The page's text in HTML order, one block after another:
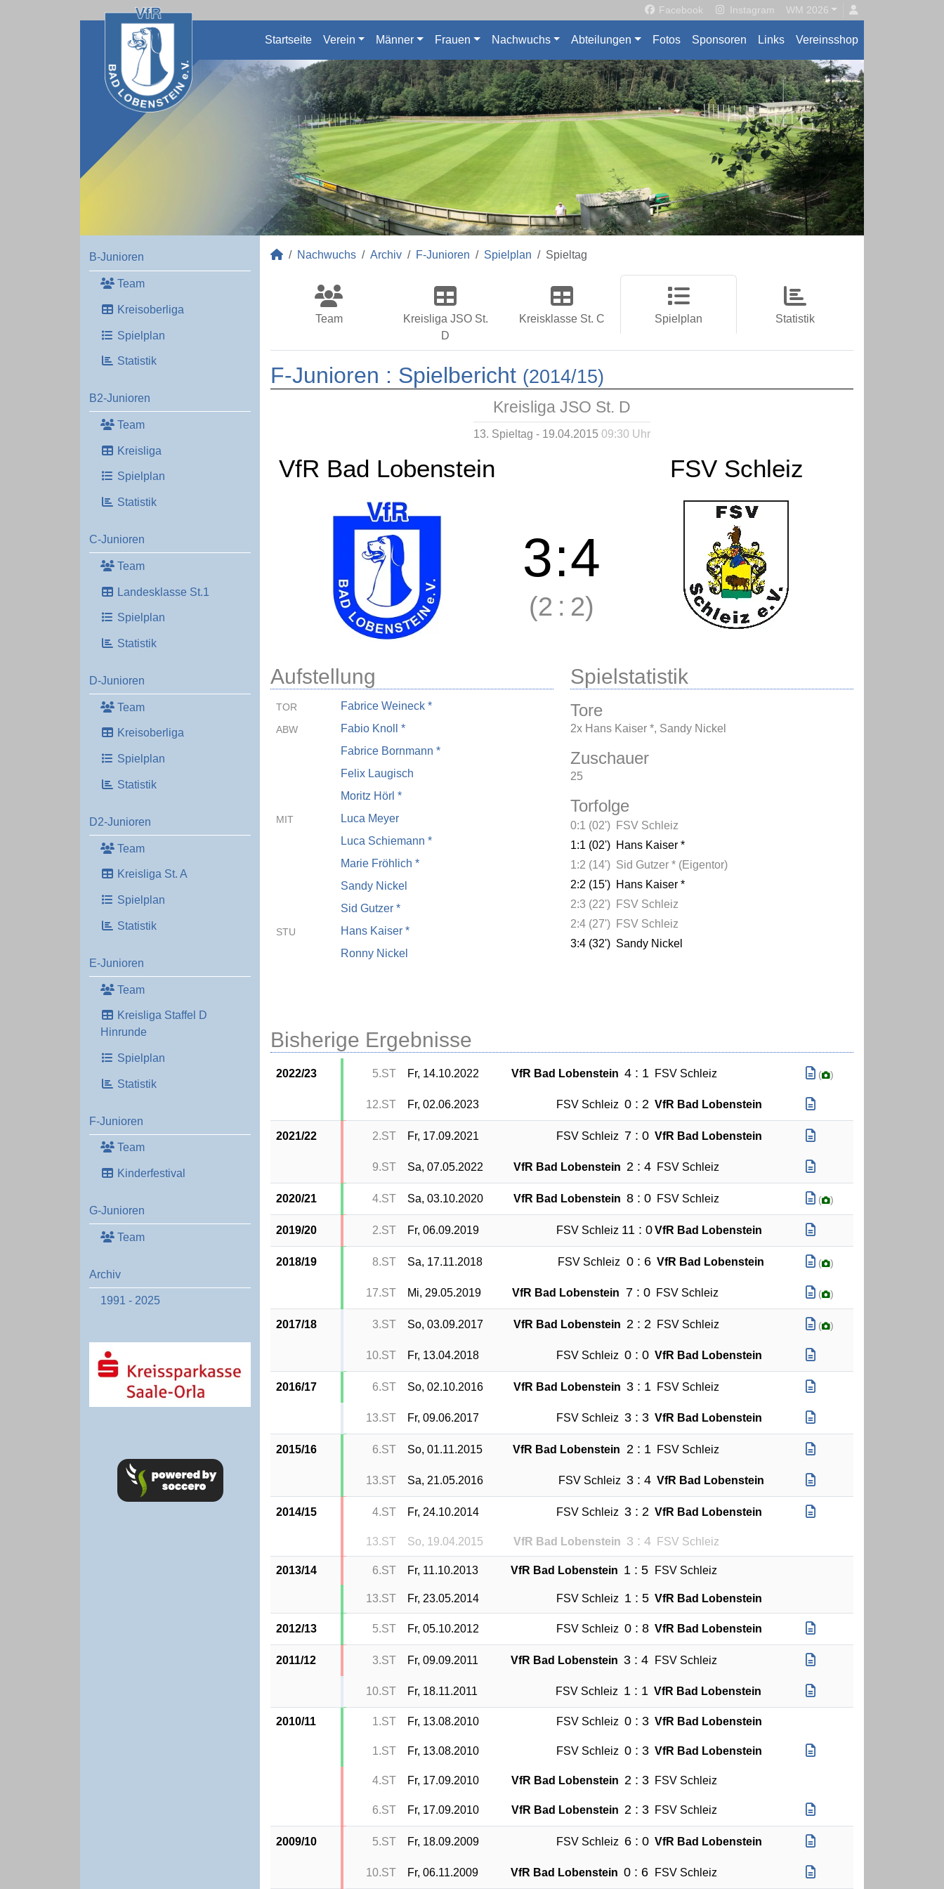
Facebook Instagram WM 2026
Startseite Verein Männer Frauen Nachwuchs Abteilungen Fotos Sponsoren Links Vereinsshop
B-Junioren
Team
Kreisoberliga
Spielplan
Statistik
B2-Junioren
Team
Kreisliga
Spielplan
Statistik
C-Junioren
Team
Landesklasse St.1
Spielplan
Statistik
D-Junioren
Team
Kreisoberliga
Spielplan
Statistik
D2-Junioren
Team
Kreisliga St. A
Spielplan
Statistik
E-Junioren
Team
Kreisliga Staffel D
Hinrunde
Spielplan
Statistik
F-Junioren
Team
Kinderfestival
G-Junioren
Team
Archiv
1991 - 2025
Nachwuchs Archiv F-Junioren Spielplan Spieltag
Team
Kreisliga JSO St.
D
Kreisklasse St. C Spielplan Statistik
F-Junioren : Spielbericht (2014/15)
Kreisliga JSO St. D
13. Spieltag - 19.04.2015 09:30 Uhr
VfR Bad Lobenstein FSV Schleiz
3:4
(2 : 2)
Aufstellung
TOR Fabrice Weineck *
ABW
Fabio Knoll *
Fabrice Bornmann *
Felix Laugisch
Moritz Hörl *
MIT
Luca Meyer
Luca Schiemann *
Marie Fröhlich *
Sandy Nickel
Sid Gutzer *
STU
Hans Kaiser *
Ronny Nickel
Spielstatistik
Tore
2x Hans Kaiser *, Sandy Nickel
Zuschauer
25
Torfolge
0:1 (02')
FSV Schleiz
1:1 (02') Hans Kaiser *
1:2 (14') Sid Gutzer * (Eigentor)
2:2 (15') Hans Kaiser *
2:3 (22')
FSV Schleiz
2:4 (27')
FSV Schleiz
3:4 (32') Sandy Nickel
Bisherige Ergebnisse
2022/23 5.ST Fr, 14.10.2022 VfR Bad Lobenstein 4 : 1 FSV Schleiz ( )
12.ST Fr, 02.06.2023 FSV Schleiz 0 : 2 VfR Bad Lobenstein
2021/22 2.ST Fr, 17.09.2021 FSV Schleiz 7 : 0 VfR Bad Lobenstein
9.ST Sa, 07.05.2022 VfR Bad Lobenstein 2 : 4 FSV Schleiz
2020/21 4.ST Sa, 03.10.2020 VfR Bad Lobenstein 8 : 0 FSV Schleiz ( )
2019/20 2.ST Fr, 06.09.2019 FSV Schleiz 11 : 0 VfR Bad Lobenstein
2018/19 8.ST Sa, 17.11.2018 FSV Schleiz 0 : 6 VfR Bad Lobenstein ( )
17.ST Mi, 29.05.2019 VfR Bad Lobenstein 7 : 0 FSV Schleiz ( )
2017/18 3.ST So, 03.09.2017 VfR Bad Lobenstein 2 : 2 FSV Schleiz ( )
10.ST Fr, 13.04.2018 FSV Schleiz 0 : 0 VfR Bad Lobenstein
2016/17 6.ST So, 02.10.2016 VfR Bad Lobenstein 3 : 1 FSV Schleiz
13.ST Fr, 09.06.2017 FSV Schleiz 3 : 3 VfR Bad Lobenstein
2015/16 6.ST So, 01.11.2015 VfR Bad Lobenstein 2 : 1 FSV Schleiz
13.ST Sa, 21.05.2016 FSV Schleiz 3 : 4 VfR Bad Lobenstein
2014/15 4.ST Fr, 24.10.2014 FSV Schleiz 3 : 2 VfR Bad Lobenstein
13.ST So, 19.04.2015 VfR Bad Lobenstein 3 : 4 FSV Schleiz
2013/14 6.ST Fr, 11.10.2013 VfR Bad Lobenstein 1 : 5 FSV Schleiz
13.ST Fr, 23.05.2014 FSV Schleiz 1 : 5 VfR Bad Lobenstein
2012/13 5.ST Fr, 05.10.2012 FSV Schleiz 0 : 8 VfR Bad Lobenstein
2011/12 3.ST Fr, 09.09.2011 VfR Bad Lobenstein 3 : 4 FSV Schleiz
10.ST Fr, 18.11.2011 FSV Schleiz 1 : 1 VfR Bad Lobenstein
2010/11 1.ST Fr, 13.08.2010 FSV Schleiz 0 : 3 VfR Bad Lobenstein
1.ST Fr, 13.08.2010 FSV Schleiz 0 : 3 VfR Bad Lobenstein
4.ST Fr, 17.09.2010 VfR Bad Lobenstein 2 : 3 FSV Schleiz
6.ST Fr, 17.09.2010 VfR Bad Lobenstein 2 : 3 FSV Schleiz
2009/10 5.ST Fr, 18.09.2009 FSV Schleiz 6 : 0 VfR Bad Lobenstein
10.ST Fr, 06.11.2009 VfR Bad Lobenstein 0 : 6 FSV Schleiz